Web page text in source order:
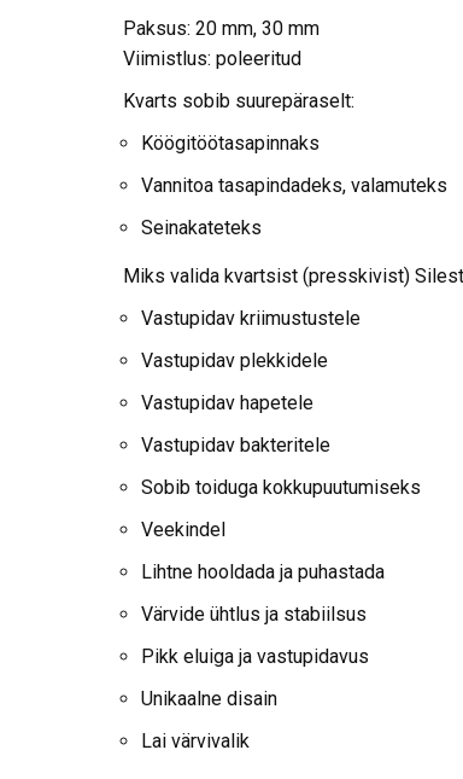
Paksus: 20 mm, 30 mm
Viimistlus: poleeritud
Kvarts sobib suurepäraselt:
Köögitöötasapinnaks
Vannitoa tasapindadeks, valamuteks
Seinakateteks
Miks valida kvartsist (presskivist)
Vastupidav kriimustustele
Vastupidav plekkidele
Vastupidav hapetele
Vastupidav bakteritele
Sobib toiduga kokkupuutumiseks
Veekindel
Lihtne hooldada ja puhastada
Värvide ühtlus ja stabiilsus
Pikk eluiga ja vastupidavus
Unikaalne disain
Lai värvivalik